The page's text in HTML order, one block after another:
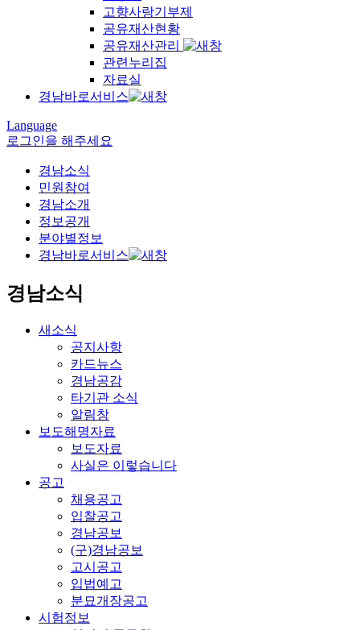
고향사랑기부제
공유재산현황
공유재산관리
관련누리집
자료실
경남바로서비스
Language
로그인을 해주세요
경남소식
민원참여
경남소개
정보공개
분야별정보
경남바로서비스
경남소식
새소식
공지사항
카드뉴스
경남공감
타기관 소식
알림창
보도해명자료
보도자료
사실은 이렇습니다
공고
채용공고
입찰공고
경남공보
(구)경남공보
고시공고
입법예고
분묘개장공고
시험정보